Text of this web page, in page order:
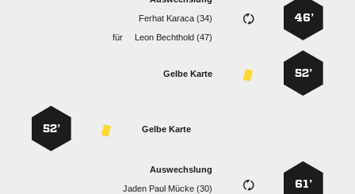
46’
  
für
  
52’
Gelbe Karte
Gelbe Karte
52’
61’
Auswechslung
   